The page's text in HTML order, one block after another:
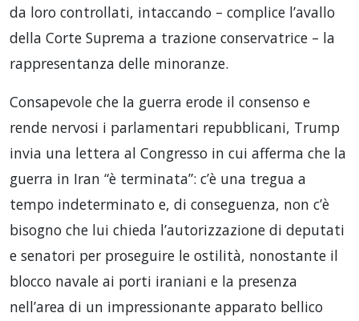
da loro controllati, intaccando – complice l’avallo
della Corte Suprema a trazione conservatrice – la
rappresentanza delle minoranze.
Consapevole che la guerra erode il consenso e
rende nervosi i parlamentari repubblicani, Trump
invia una lettera al Congresso in cui afferma che la
guerra in Iran “è terminata”: c’è una tregua a
tempo indeterminato e, di conseguenza, non c’è
bisogno che lui chieda l’autorizzazione di deputati
e senatori per proseguire le ostilità, nonostante il
blocco navale ai porti iraniani e la presenza
nell’area di un impressionante apparato bellico